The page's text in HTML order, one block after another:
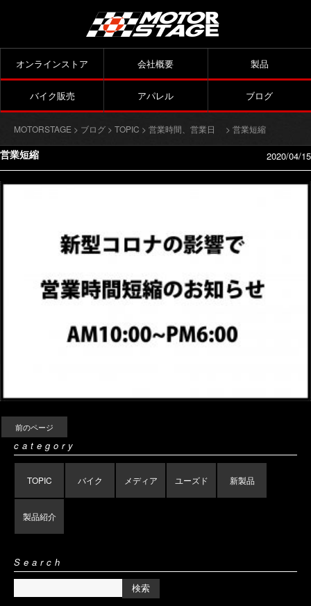
オンラインストア 会社概要 製品
バイク販売 アパレル ブログ
MOTORSTAGE > ブログ > TOPIC > 営業時間、営業日 > 営業短縮
営業短縮 2020/04/15
前のページ
category
TOPIC バイク メディア ユーズド 新製品
製品紹介
Search